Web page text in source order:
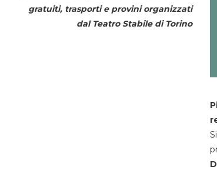
gratuiti, trasporti e provini organizzati
dal Teatro Stabile di Torino